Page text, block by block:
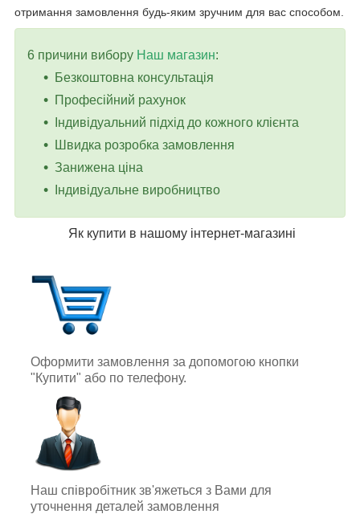
отримання замовлення будь-яким зручним для вас способом.
6 причини вибору Наш магазин:
Безкоштовна консультація
Професійний рахунок
Індивідуальний підхід до кожного клієнта
Швидка розробка замовлення
Занижена ціна
Індивідуальне виробництво
Як купити в нашому інтернет-магазині
Оформити замовлення за допомогою кнопки
"Купити" або по телефону.
Наш співробітник зв'яжеться з Вами для
уточнення деталей замовлення